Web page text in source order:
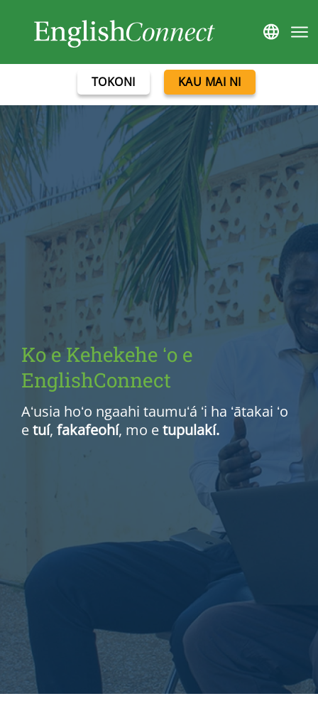
TOKONI KAU MAI NI
Ko e Kehekehe ʻo e
EnglishConnect
Aʻusia hoʻo ngaahi taumuʻá ʻi ha ʻātakai ʻo
etuí, fakafeohí, mo etupulakí.